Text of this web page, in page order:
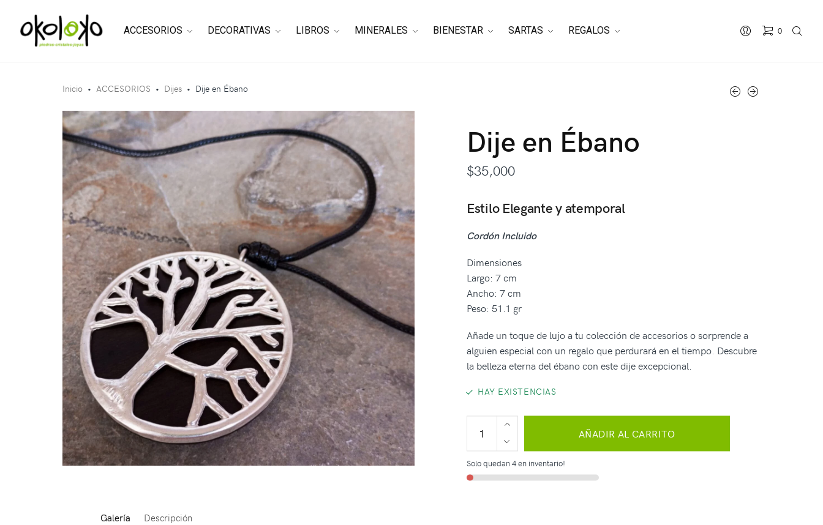
ACCESORIOS DECORATIVAS LIBROS MINERALES BIENESTAR SARTAS REGALOS 0
Inicio • ACCESORIOS • Dijes • Dije en Ébano
Dije en Ébano
$35,000
Estilo Elegante y atemporal
Cordón Incluido
Dimensiones
Largo: 7 cm
Ancho: 7 cm
Peso: 51.1 gr
Añade un toque de lujo a tu colección de accesorios o sorprende a
alguien especial con un regalo que perdurará en el tiempo. Descubre
la belleza eterna del ébano con este dije excepcional.
HAY EXISTENCIAS
AÑADIR AL CARRITO
Solo quedan 4 en inventario!
Galería Descripción